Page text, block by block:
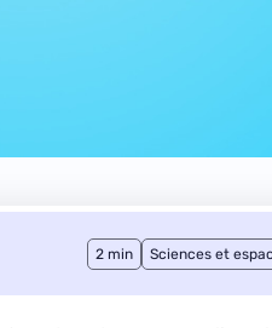
2 min Sciences et